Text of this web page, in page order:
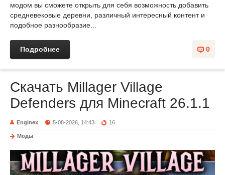
модом вы сможете открыть для себя возможность добавить
средневековые деревни, различный интересный контент и
подобное разнообразие...
0
Подробнее
Скачать Millager Village
Defenders для Minecraft 26.1.1
Enginex 5-08-2026, 14:43 16
Моды